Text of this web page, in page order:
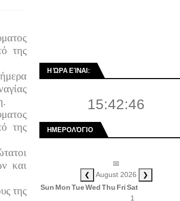
της
της
και
της
Η ΏΡΑ ΕΊΝΑΙ:
15:42:47
ΗΜΕΡΟΛΌΓΙΟ
📅
❮ August 2026 ❯
Sun MonTueWedThu FriSat
1